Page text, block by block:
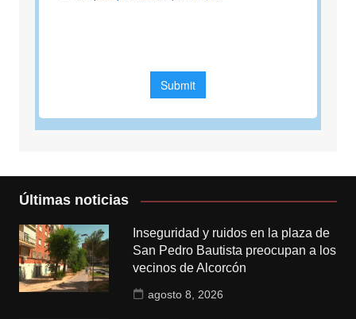
Últimas noticias
Inseguridad y ruidos en la plaza de
San Pedro Bautista preocupan a los
vecinos de Alcorcón
agosto 8, 2026